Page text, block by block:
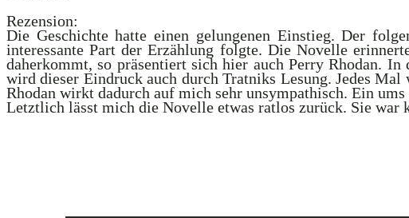
Rezension:
Die Geschichte hatte einen gelungenen Einstieg. Der
interessante Part der Erzählung folgte. Die Novelle
daherkommt, so präsentiert sich hier auch Perry Rhodan.
wird dieser Eindruck auch durch Tratniks Lesung. Jedes
Rhodan wirkt dadurch auf mich sehr unsympathisch. Ein
Letztlich lässt mich die Novelle etwas ratlos zurück. Sie war